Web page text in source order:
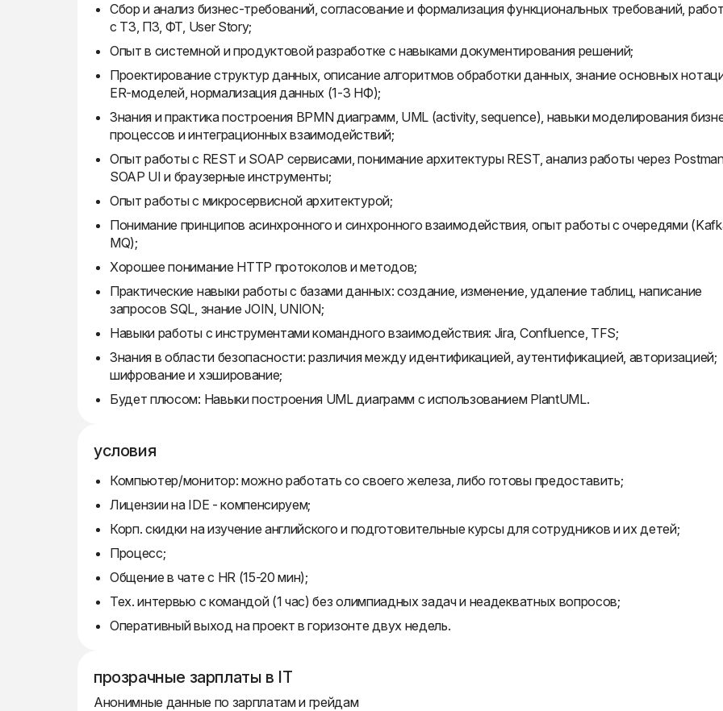
Сбор и анализ бизнес-требований, согласование и формализация функциональных требований,
с ТЗ, ПЗ, ФТ, User Story;
Опыт в системной и продуктовой разработке с навыками документирования решений;
Проектирование структур данных, описание алгоритмов обработки данных, знание основных
ER-моделей, нормализация данных (1-3 НФ);
Знания и практика построения BPMN диаграмм, UML (activity, sequence), навыки моделирования
процессов и интеграционных взаимодействий;
Опыт работы с REST и SOAP сервисами, понимание архитектуры REST, анализ работы через
SOAP UI и браузерные инструменты;
Опыт работы с микросервисной архитектурой;
Понимание принципов асинхронного и синхронного взаимодействия, опыт работы с очередями
MQ);
Хорошее понимание HTTP протоколов и методов;
Практические навыки работы с базами данных: создание, изменение, удаление таблиц, написание
запросов SQL, знание JOIN, UNION;
Навыки работы с инструментами командного взаимодействия: Jira, Confluence, TFS;
Знания в области безопасности: различия между идентификацией, аутентификацией, авторизацией;
шифрование и хэширование;
Будет плюсом: Навыки построения UML диаграмм с использованием PlantUML.
условия
Компьютер/монитор: можно работать со своего железа, либо готовы предоставить;
Лицензии на IDE - компенсируем;
Корп. скидки на изучение английского и подготовительные курсы для сотрудников и их детей;
Процесс;
Общение в чате с HR (15-20 мин);
Тех. интервью с командой (1 час) без олимпиадных задач и неадекватных вопросов;
Оперативный выход на проект в горизонте двух недель.
прозрачные зарплаты в IT
Анонимные данные по зарплатам и грейдам